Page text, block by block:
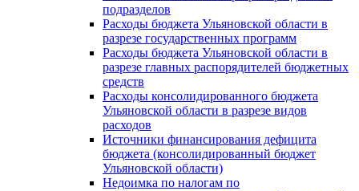
подразделов
Расходы бюджета Ульяновской области в
разрезе государственных программ
Расходы бюджета Ульяновской области в
разрезе главных распорядителей бюджетных
средств
Расходы консолидированного бюджета
Ульяновской области в разрезе видов
расходов
Источники финансирования дефицита
бюджета (консолидированный бюджет
Ульяновской области)
Недоимка по налогам по